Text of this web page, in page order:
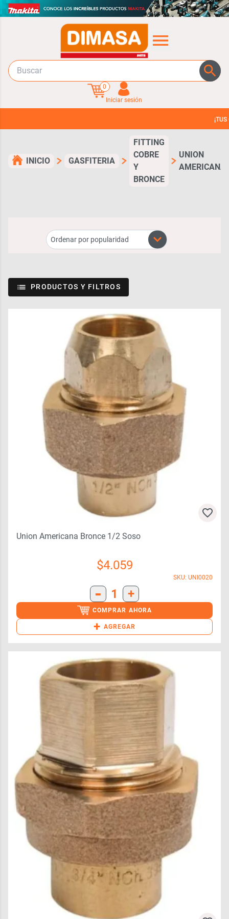
0
Iniciar sesión
¡TUS
INICIO GASFITERIA
FITTING
COBRE
Y
BRONCE
UNION
AMERICANA
PRODUCTOS Y FILTROS
Union Americana Bronce 1/2 Soso
$4.059
SKU: UNI0020
- 1 +
COMPRAR AHORA
+ AGREGAR